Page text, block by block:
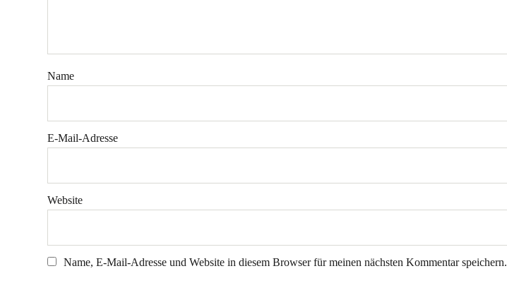
Name
E-Mail-Adresse
Website
Name, E-Mail-Adresse und Website in diesem Browser für meinen nächsten Kommentar speichern.